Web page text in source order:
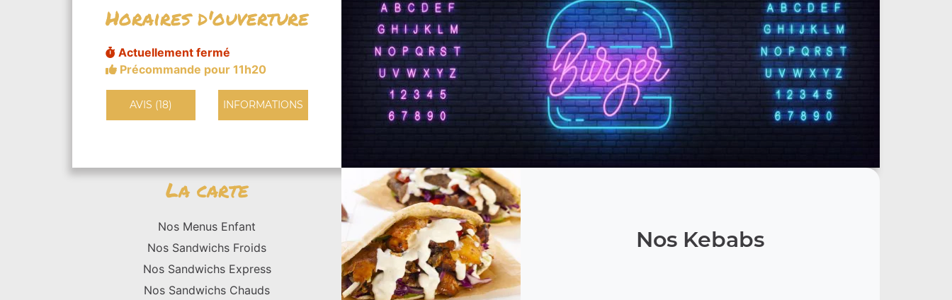
Horaires d'ouverture
Actuellement fermé
Précommande pour 11h20
AVIS (18) INFORMATIONS
La carte
Nos Menus Enfant
Nos Sandwichs Froids
Nos Sandwichs Express
Nos Sandwichs Chauds
Nos Kebabs